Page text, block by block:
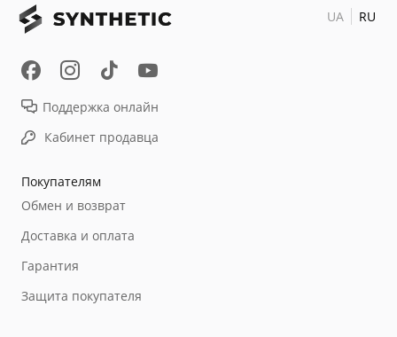
Покупателям
Обмен и возврат
Доставка и оплата
Гарантия
Защита покупателя
Поддержка онлайн
Кабинет продавца
UA RU